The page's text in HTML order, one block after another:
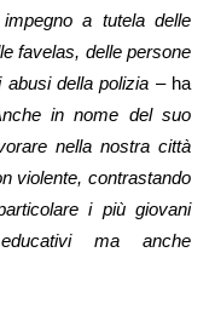
a tutela delle
favelas, delle persone
della polizia – ha
in nome del suo
nella nostra città
violente, contrastando
i più giovani
ma anche